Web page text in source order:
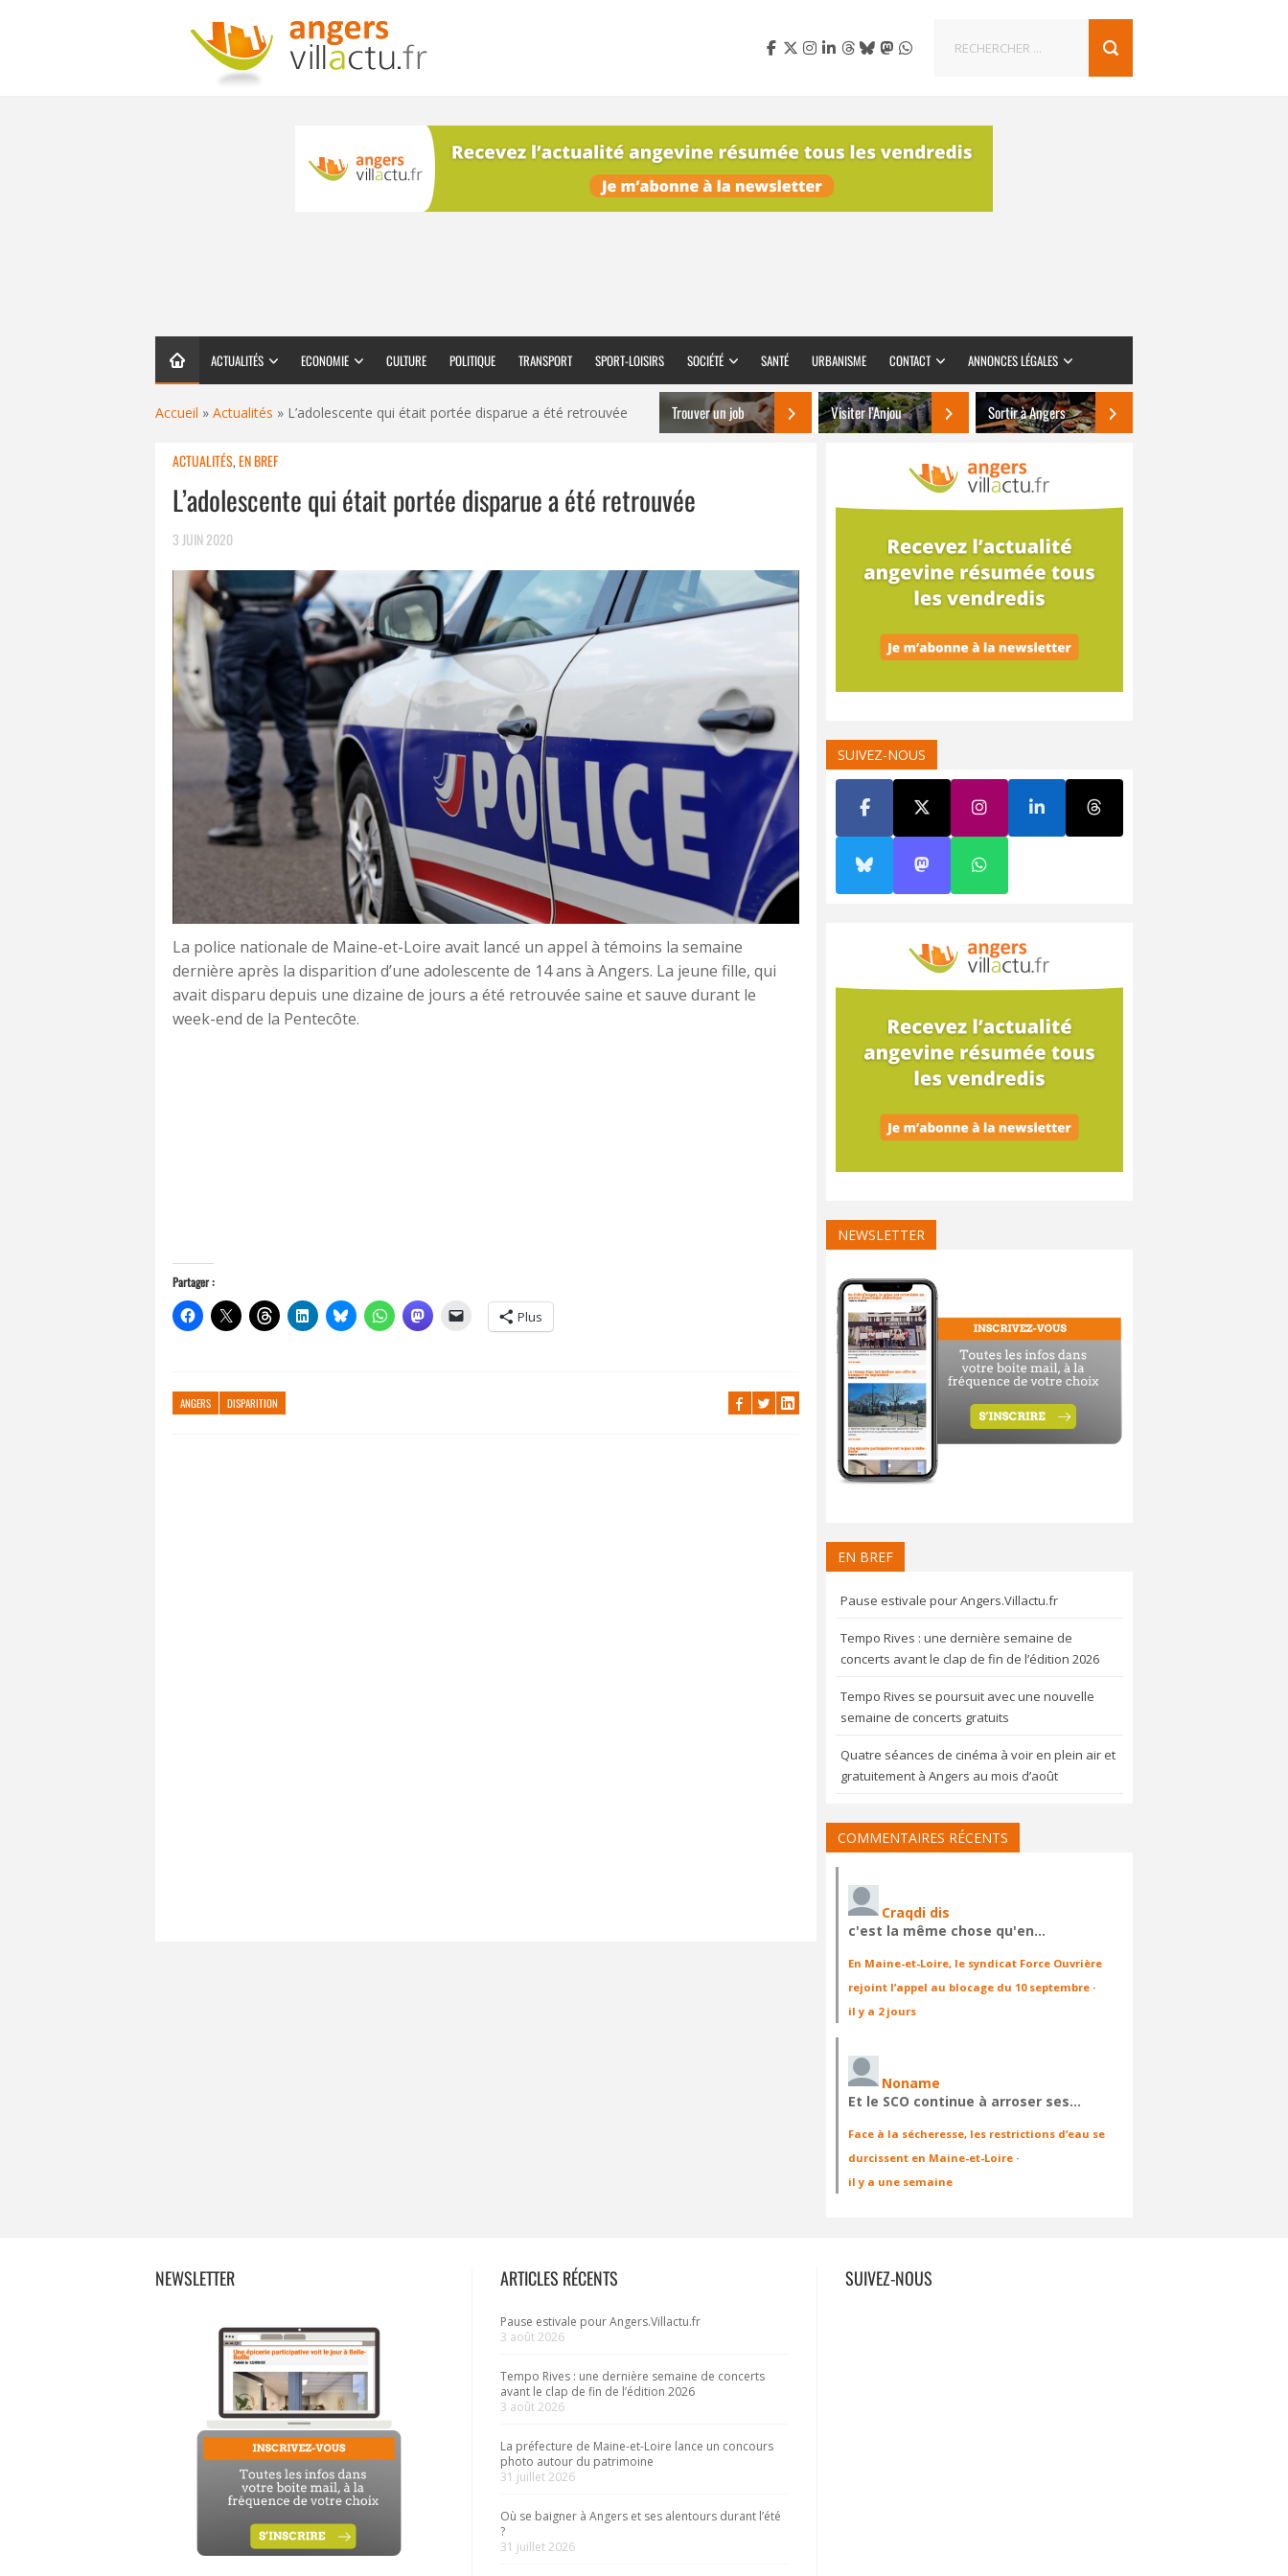
ACTUALITÉS ECONOMIE CULTURE POLITIQUE TRANSPORT SPORT-LOISIRS SOCIÉTÉ SANTÉ URBANISME CONTACT ANNONCES LÉGALES
Accueil » Actualités » L’adolescente qui était portée disparue a été retrouvée Trouver un job Visiter l’Anjou Sortir à Angers
ACTUALITÉS,EN BREF
L’adolescente qui était portée disparue a été retrouvée
3 JUIN 2020
La police nationale de Maine-et-Loire avait lancé un appel à témoins la semaine
dernière après la disparition d’une adolescente de 14 ans à Angers. La jeune fille, qui
avait disparu depuis une dizaine de jours a été retrouvée saine et sauve durant le
week-end de la Pentecôte.
Partager :
Plus
ANGERS DISPARITION
SUIVEZ-NOUS
NEWSLETTER
EN BREF
Pause estivale pour Angers.Villactu.fr
Tempo Rives : une dernière semaine de
concerts avant le clap de fin de l’édition 2026
Tempo Rives se poursuit avec une nouvelle
semaine de concerts gratuits
Quatre séances de cinéma à voir en plein air et
gratuitement à Angers au mois d’août
COMMENTAIRES RÉCENTS
Craqdi dis
c'est la même chose qu'en…
En Maine-et-Loire, le syndicat Force Ouvrière
rejoint l’appel au blocage du 10 septembre ·
il y a 2 jours
Noname
Et le SCO continue à arroser ses…
Face à la sécheresse, les restrictions d’eau se
durcissent en Maine-et-Loire ·
il y a une semaine
NEWSLETTER ARTICLES RÉCENTS
Pause estivale pour Angers.Villactu.fr
3 août 2026
Tempo Rives : une dernière semaine de concerts
avant le clap de fin de l’édition 2026
3 août 2026
La préfecture de Maine-et-Loire lance un concours
photo autour du patrimoine
31 juillet 2026
Où se baigner à Angers et ses alentours durant l’été
?
31 juillet 2026
SUIVEZ-NOUS